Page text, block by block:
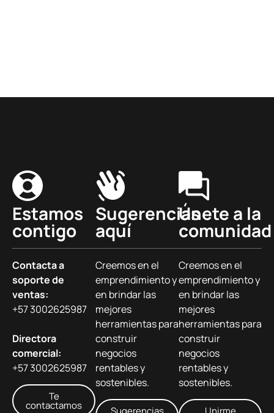
Estamos
contigo
Contacta a
soporte de
ventas:
+57 3002625987
Directora
comercial:
+57 3002625987
Te
contactamos
Sugerencias
aquí
Creemos en el
emprendimiento y
en brindar las
mejores
herramientas para
construir
negocios
rentables y
sostenibles.
Únete a la
comunidad
Creemos en el
emprendimiento y
en brindar las
mejores
herramientas para
construir
negocios
rentables y
sostenibles.